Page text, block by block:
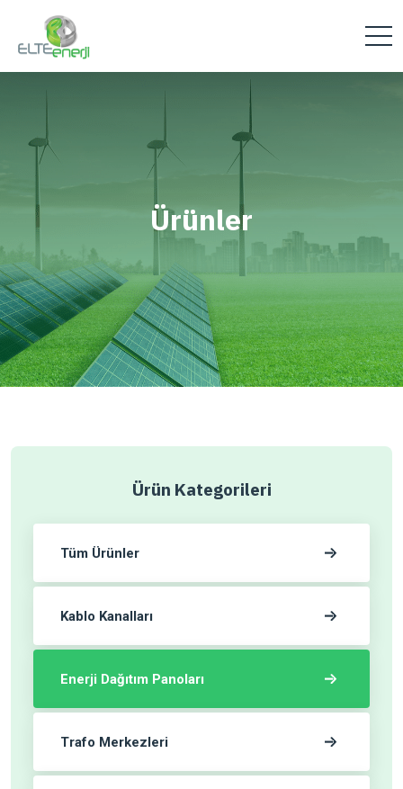
Ürünler
Ürün Kategorileri
Tüm Ürünler
Kablo Kanalları
Enerji Dağıtım Panoları
Trafo Merkezleri